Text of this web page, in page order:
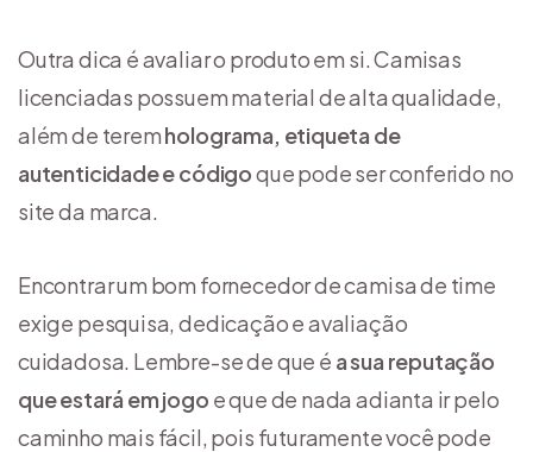
Outra dica é avaliar o produto em si. Camisas
licenciadas possuem material de alta qualidade,
além de teremholograma, etiqueta de
autenticidade e códigoque pode ser conferido no
site da marca.
Encontrar um bom fornecedor de camisa de time
exige pesquisa, dedicação e avaliação
cuidadosa. Lembre-se de que é a sua reputação
que estará em jogo e que de nada adianta ir pelo
caminho mais fácil, pois futuramente você pode